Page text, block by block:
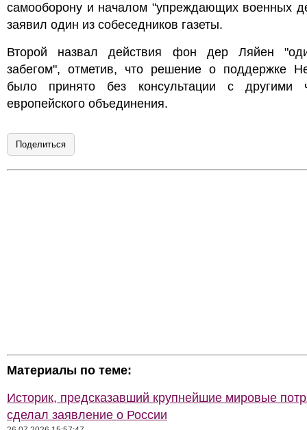
самооборону и началом "упреждающих военных
заявил один из собеседников газеты.
Второй назвал действия фон дер Ляйен
забегом", отметив, что решение о поддержке
было принято без консультации с другими
европейского объединения.
Поделиться
Материалы по теме:
Историк, предсказавший крупнейшие мировые
сделал заявление о России